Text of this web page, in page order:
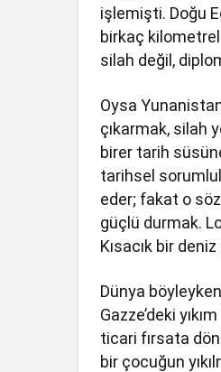
işlemişti. Doğu
birkaç
silah değil,
Oysa Yunanistan
çıkarmak, silah
birer tarih
tarihsel
eder; fakat o
güçlü durmak.
Kısacık bir
Dünya
Gazze’deki
ticari fırsata
bir çocuğun